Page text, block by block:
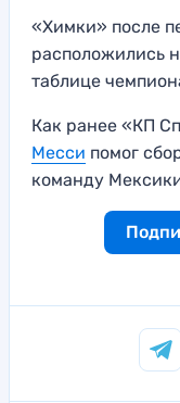
«Химки» после
расположились
таблице
Как ранее «КП
Месси помог
команду